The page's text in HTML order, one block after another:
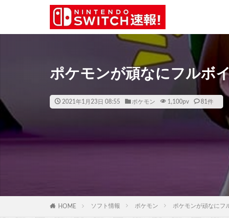
ポケモンが頑なにフルボ
2021年1月23日 08:55 ポケモン 1,100pv 81件
HOME ソフト情報 ポケモン ポケモンが頑なにフ